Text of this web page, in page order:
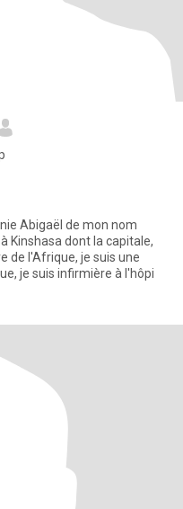
Abigaël de mon nom
Kinshasa dont la capitale,
de l'Afrique, je suis une
je suis infirmière à l'hôpi